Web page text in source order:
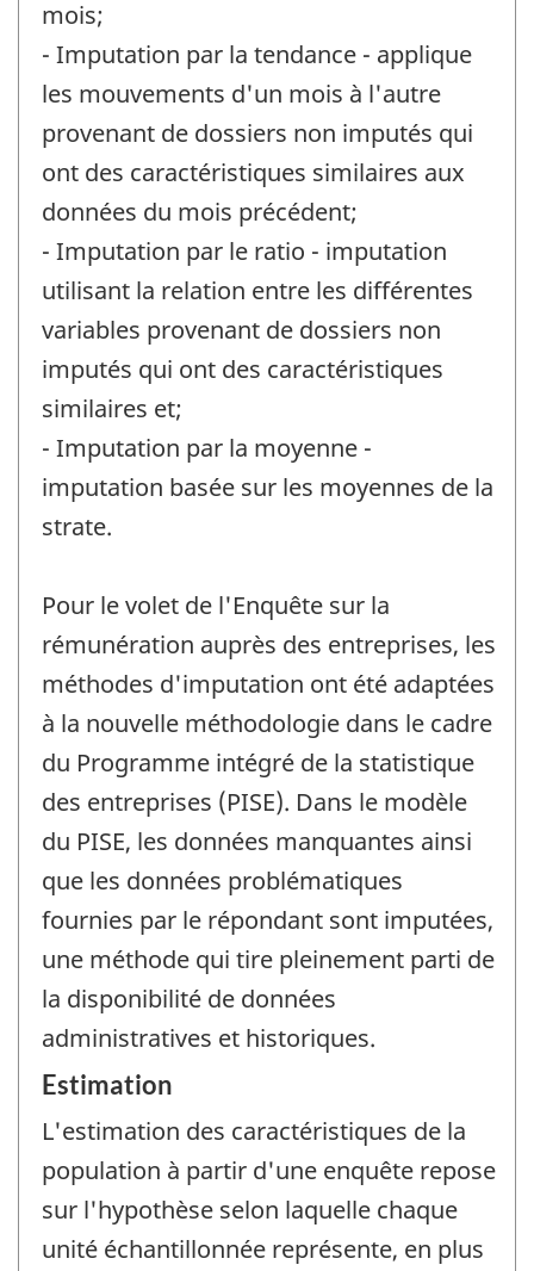
mois;
- Imputation par la tendance - applique
les mouvements d'un mois à l'autre
provenant de dossiers non imputés qui
ont des caractéristiques similaires aux
données du mois précédent;
- Imputation par le ratio - imputation
utilisant la relation entre les différentes
variables provenant de dossiers non
imputés qui ont des caractéristiques
similaires et;
- Imputation par la moyenne -
imputation basée sur les moyennes de la
strate.
Pour le volet de l'Enquête sur la
rémunération auprès des entreprises, les
méthodes d'imputation ont été adaptées
à la nouvelle méthodologie dans le cadre
du Programme intégré de la statistique
des entreprises (PISE). Dans le modèle
du PISE, les données manquantes ainsi
que les données problématiques
fournies par le répondant sont imputées,
une méthode qui tire pleinement parti de
la disponibilité de données
administratives et historiques.
Estimation
L'estimation des caractéristiques de la
population à partir d'une enquête repose
sur l'hypothèse selon laquelle chaque
unité échantillonnée représente, en plus